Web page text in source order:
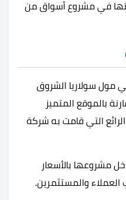
في مشروع أسواق من
مول سولاريا الشروق
بالموقع المتميز
التي قامت به شركة
مشروعها بالأسعار
والمستثمرين.